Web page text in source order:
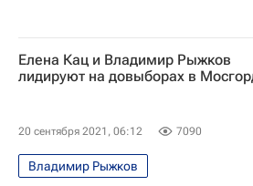
Елена Кац и Владимир Рыжков
лидируют на довыборах в
20 сентября 2021, 06:12 7090
Владимир Рыжков